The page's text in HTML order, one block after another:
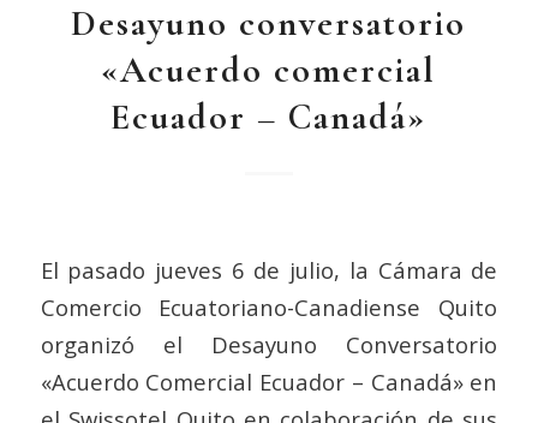
Desayuno conversatorio
«Acuerdo comercial
Ecuador – Canadá»
El pasado jueves 6 de julio, la Cámara de
Comercio Ecuatoriano-Canadiense Quito
organizó el Desayuno Conversatorio
«Acuerdo Comercial Ecuador – Canadá» en